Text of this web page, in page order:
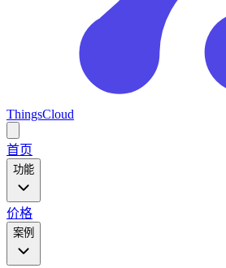
ThingsCloud
main
menu
首页
功能
价格
案例